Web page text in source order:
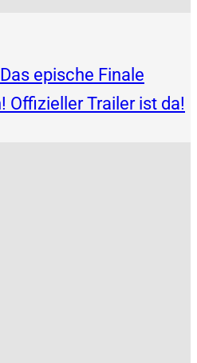
epische Finale
Offizieller Trailer ist da!